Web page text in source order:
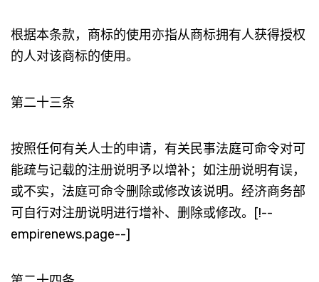
根据本条款，商标的使用亦指从商标拥有人获得授权
的人对该商标的使用。
第二十三条
按照任何有关人士的申请，有关民事法庭可命令对可
能疏与记载的注册说明予以增补；如注册说明有误，
或不实，法庭可命令删除或修改该说明。经济商务部
可自行对注册说明进行增补、删除或修改。[!--
empirenews.page--]